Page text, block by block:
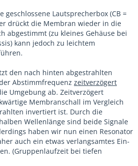
geschlossene Lautsprecherbox (CB =
drückt die Membran wieder in die
abgestimmt (zu kleines Gehäuse bei
kann jedoch zu leichtem
den nach hinten abgestrahlten
Abstimmfrequenz zeitverzögert
Umgebung ab. Zeitverzögert
Membranschall im Vergleich
invertiert ist. Durch die
Wellenlänge sind beide Signale
haben wir nun einen Resonator
auch ein etwas verlangsamtes Ein-
(Gruppenlaufzeit bei tiefen